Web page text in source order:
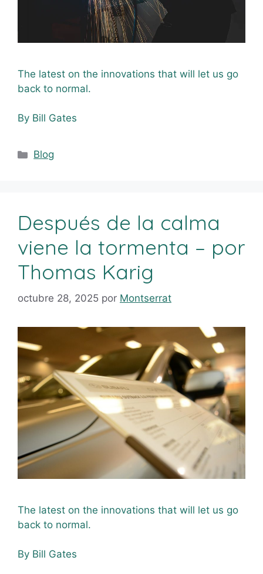
The latest on the innovations that will let us go
back to normal.
By Bill Gates
Blog
Después de la calma
viene la tormenta – por
Thomas Karig
octubre 28, 2025 por Montserrat
The latest on the innovations that will let us go
back to normal.
By Bill Gates